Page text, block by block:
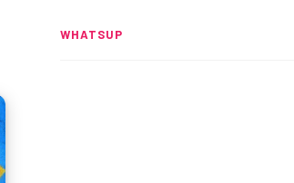
WHATSUP